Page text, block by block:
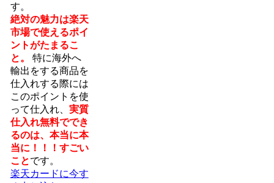
す。
絶対の魅力は楽天
市場で使えるポイ
ントがたまるこ
と。
特に海外へ
輸出をする商品を
仕入れする際には
このポイントを使
って仕入れ、 実質
仕入れ無料ででき
るのは、本当に本
当に！！！すごい
ことです。
楽天カードに今す